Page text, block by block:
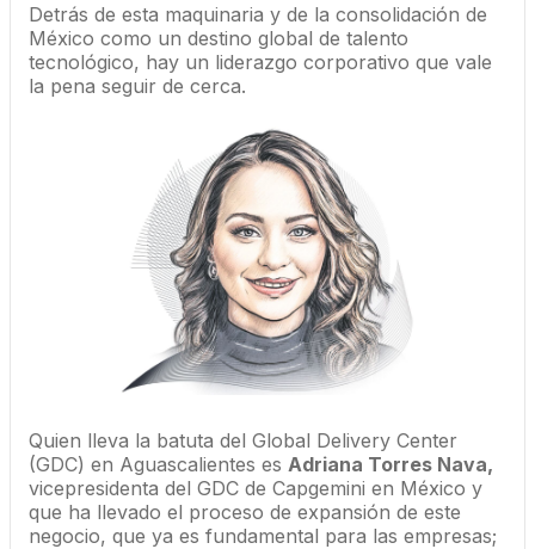
Detrás de esta maquinaria y de la consolidación de
México como un destino global de talento
tecnológico, hay un liderazgo corporativo que vale
la pena seguir de cerca.
Quien lleva la batuta del Global Delivery Center
(GDC) en Aguascalientes es Adriana Torres Nava,
vicepresidenta del GDC de Capgemini en México y
que ha llevado el proceso de expansión de este
negocio, que ya es fundamental para las empresas;